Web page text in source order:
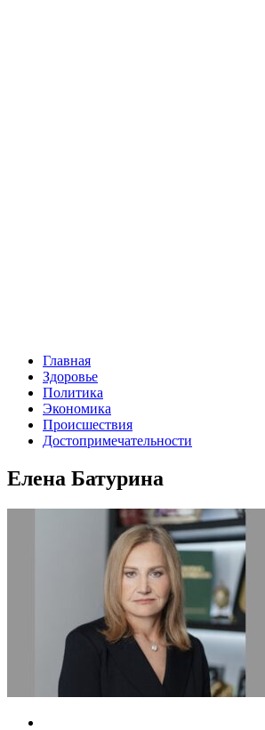
Главная
Здоровье
Политика
Экономика
Происшествия
Достопримечательности
Елена Батурина